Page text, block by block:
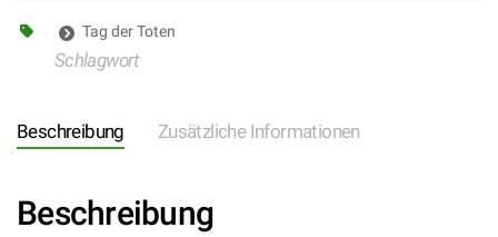
Tag der Toten
Schlagwort
Beschreibung Zusätzliche Informationen
Beschreibung